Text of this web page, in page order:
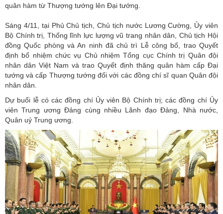
quân hàm từ Thượng tướng lên Đại tướng.
Sáng 4/11, tại Phủ Chủ tịch, Chủ tịch nước Lương Cường, Ủy viên
Bộ Chính trị, Thống lĩnh lực lượng vũ trang nhân dân, Chủ tịch Hội
đồng Quốc phòng và An ninh đã chủ trì Lễ công bố, trao Quyết
định bổ nhiệm chức vụ Chủ nhiệm Tổng cục Chính trị Quân đội
nhân dân Việt Nam và trao Quyết định thăng quân hàm cấp Đại
tướng và cấp Thượng tướng đối với các đồng chí sĩ quan Quân đội
nhân dân.
Dự buổi lễ có các đồng chí Ủy viên Bộ Chính trị; các đồng chí Ủy
viên Trung ương Đảng cùng nhiều Lãnh đạo Đảng, Nhà nước,
Quân uỷ Trung ương.